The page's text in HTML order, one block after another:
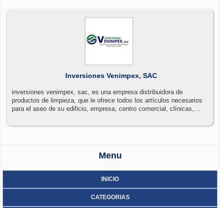
Inversiones Venimpex, SAC
inversiones venimpex, sac, es una empresa distribuidora de
productos de limpieza, que le ofrece todos los artículos necesarios
para el aseo de su edificio, empresa, centro comercial, clínicas,
productos de limpieza
Menu
INICIO
CATEGORIAS